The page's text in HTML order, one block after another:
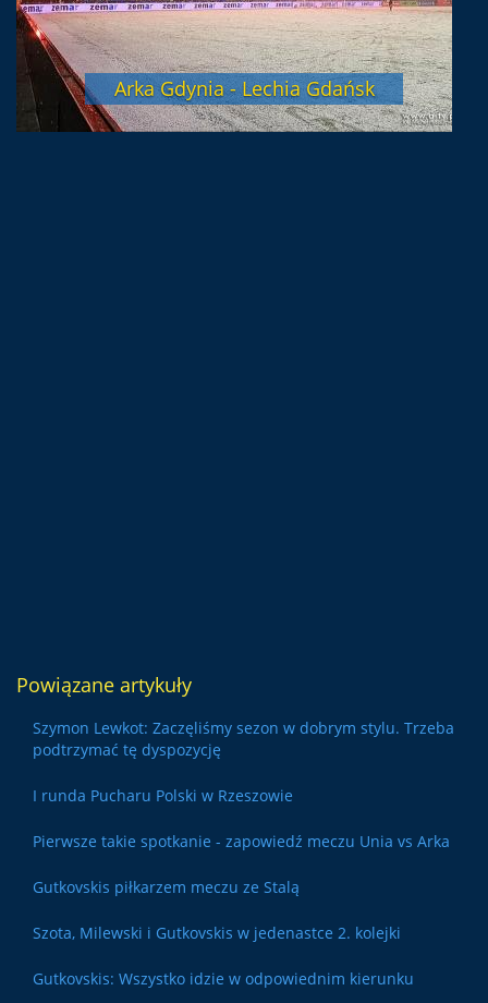
Arka Gdynia - Lechia Gdańsk
Powiązane artykuły
Szymon Lewkot: Zaczęliśmy sezon w dobrym stylu. Trzeba
podtrzymać tę dyspozycję
I runda Pucharu Polski w Rzeszowie
Pierwsze takie spotkanie - zapowiedź meczu Unia vs Arka
Gutkovskis piłkarzem meczu ze Stalą
Szota, Milewski i Gutkovskis w jedenastce 2. kolejki
Gutkovskis: Wszystko idzie w odpowiednim kierunku